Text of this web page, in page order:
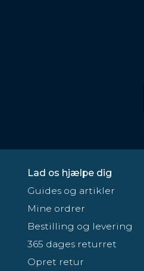
Lad os hjælpe dig
Guides og artikler
Mine ordrer
Bestilling og levering
365 dages returret
Opret retur